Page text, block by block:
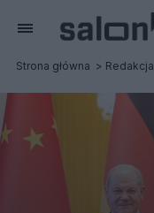
Strona główna Redakcja